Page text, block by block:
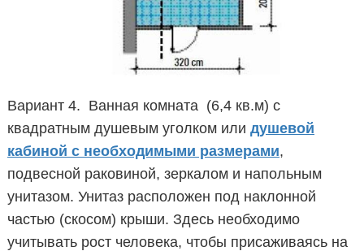
Вариант 4. Ванная комната (6,4 кв.м) с
квадратным душевым уголком или душевой
кабиной с необходимыми размерами,
подвесной раковиной, зеркалом и напольным
унитазом. Унитаз расположен под наклонной
частью (скосом) крыши. Здесь необходимо
учитывать рост человека, чтобы присаживаясь на